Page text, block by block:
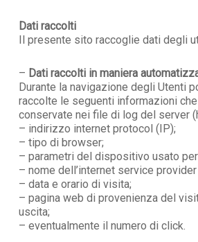
Dati raccolti
Il presente sito raccoglie dati degli
– Dati raccolti in maniera
Durante la navigazione degli Utenti
raccolte le seguenti informazioni
conservate nei file di log del server
– indirizzo internet protocol (IP);
– tipo di browser;
– parametri del dispositivo usato
– nome dell’internet service provider
– data e orario di visita;
– pagina web di provenienza del
uscita;
– eventualmente il numero di click.